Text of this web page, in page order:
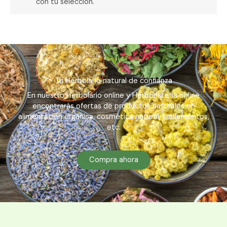
Tu Herbolario natural de confianza
En nuestro Herbolario online y Herboristería online
encontrarás ofertas de productos naturales en
alimentación orgánica, cosmética natural, suplementos,
etc.
Compra ahora